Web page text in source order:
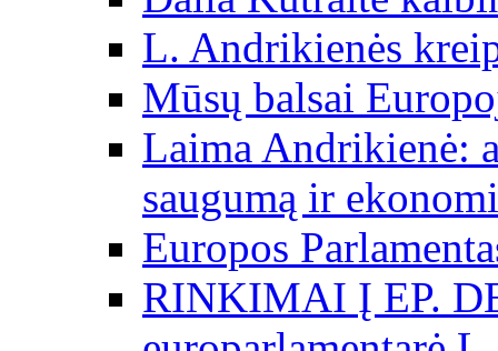
L. Andrikienės
Mūsų balsai
Laima Andrikienė:
saugumą ir
Europos
RINKIMAI Į EP.